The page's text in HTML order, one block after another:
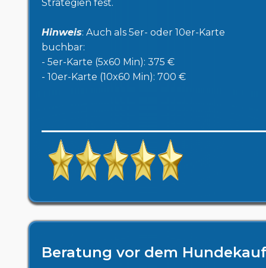
Strategien fest.
Hinweis: Auch als 5er- oder 10er-Karte
buchbar:
- 5er-Karte (5x60 Min): 375 €
- 10er-Karte (10x60 Min): 700 €
Beratung vor dem Hundekauf